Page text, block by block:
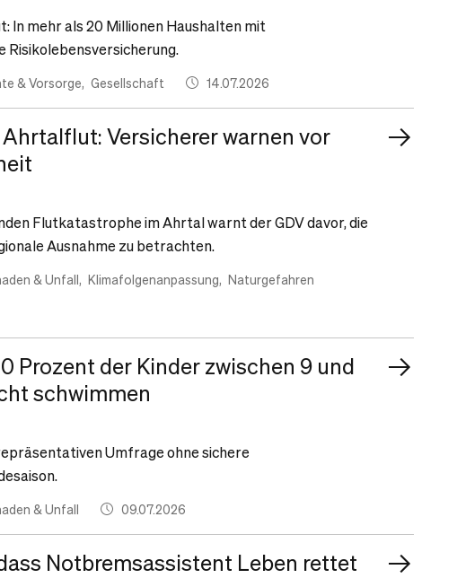
In mehr als 20 Millionen Haushalten mit
& Vorsorge Gesellschaft 14.07.2026
Versicherer warnen vor
Flutkatastrophe im Ahrtal warnt der GDV davor, die
Ausnahme zu betrachten.
& Unfall Klimafolgenanpassung Naturgefahren
Prozent der Kinder zwischen 9 und
schwimmen
Umfrage ohne sichere
& Unfall 09.07.2026
Notbremsassistent Leben rettet